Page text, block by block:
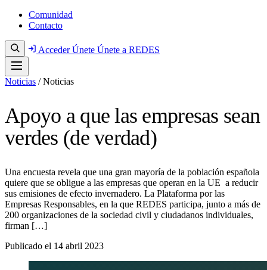
Comunidad
Contacto
AccederÚnete Únete a REDES
Noticias / Noticias
Apoyo a que las empresas sean
verdes (de verdad)
Una encuesta revela que una gran mayoría de la población española
quiere que se obligue a las empresas que operan en la UE a reducir
sus emisiones de efecto invernadero. La Plataforma por las
Empresas Responsables, en la que REDES participa, junto a más de
200 organizaciones de la sociedad civil y ciudadanos individuales,
firman […]
Publicado el 14 abril 2023